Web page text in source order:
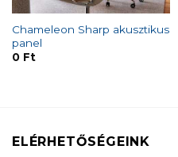
Chameleon Sharp akusztikus
panel
0 Ft
ELÉRHETŐSÉGEINK